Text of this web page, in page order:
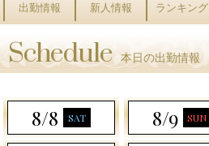
出勤情報 新人情報 ランキング
Schedule 本日の出勤情報
8/8 SAT 8/9 SUN